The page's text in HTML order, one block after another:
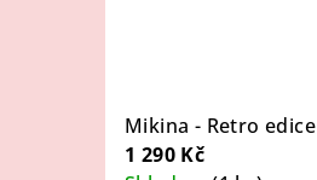
Mikina - Retro edice
1 290 Kč